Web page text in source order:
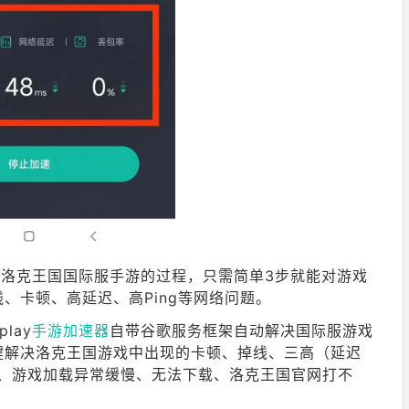
克王国国际服手游的过程，只需简单3步就能对游戏
卡顿、高延迟、高Ping等网络问题。
手游加速器自带谷歌服务框架自动解决国际服游戏
决洛克王国游戏中出现的卡顿、掉线、三高（延迟
戏加载异常缓慢、无法下载、洛克王国官网打不